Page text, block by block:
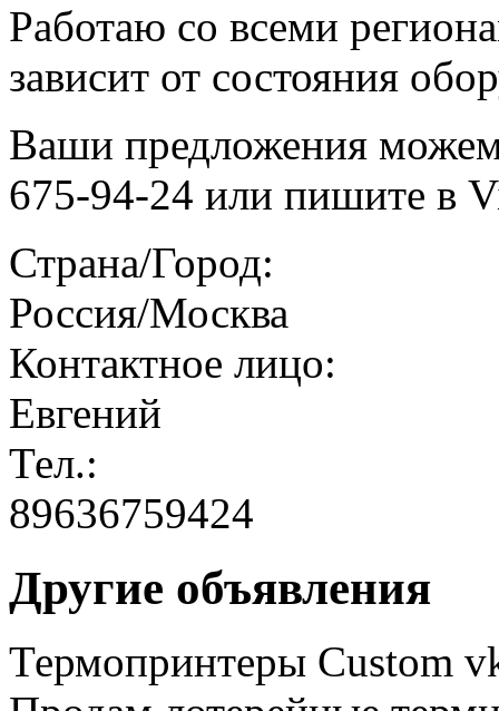
Работаю со всеми
зависит от состояния
Ваши предложения
675-94-24 или пишите в
Страна/Город:
Россия/Москва
Контактное лицо:
Евгений
Тел.:
89636759424
Другие объявления
Термопринтеры Custom